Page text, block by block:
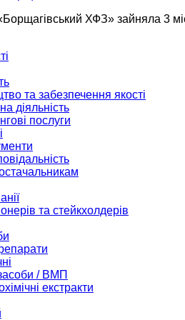
ХФЗ» зайняла 3
та забезпечення якості
діяльність
послуги
та стейкхолдерів
/ ВМП
екстракти